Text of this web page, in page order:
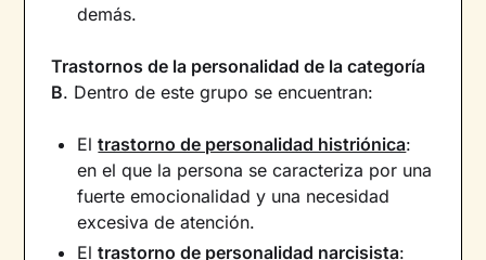
demás.
Trastornos de la personalidad de la categoría
B. Dentro de este grupo se encuentran:
Eltrastorno de personalidad histriónica:
en el que la persona se caracteriza por una
fuerte emocionalidad y una necesidad
excesiva de atención.
Eltrastorno de personalidad narcisista: